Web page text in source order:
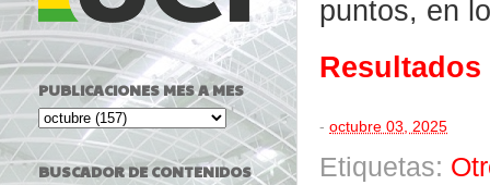
puntos, en
Resultados
- octubre 03, 2025
Etiquetas:
PUBLICACIONES MES A MES
BUSCADOR DE CONTENIDOS